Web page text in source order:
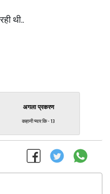
थी..
अगला प्रकरण
कहानी प्यार कि - 13